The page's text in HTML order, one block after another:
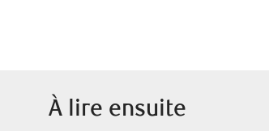
À lire ensuite